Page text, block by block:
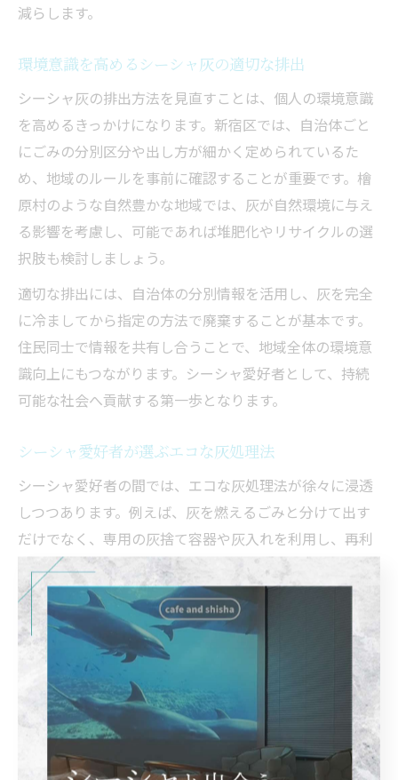
減らします。
環境意識を高めるシーシャ灰の適切な排出
シーシャ灰の排出方法を見直すことは、個人の環境意識
を高めるきっかけになります。新宿区では、自治体ごと
にごみの分別区分や出し方が細かく定められているた
め、地域のルールを事前に確認することが重要です。檜
原村のような自然豊かな地域では、灰が自然環境に与え
る影響を考慮し、可能であれば堆肥化やリサイクルの選
択肢も検討しましょう。
適切な排出には、自治体の分別情報を活用し、灰を完全
に冷ましてから指定の方法で廃棄することが基本です。
住民同士で情報を共有し合うことで、地域全体の環境意
識向上にもつながります。シーシャ愛好者として、持続
可能な社会へ貢献する第一歩となります。
シーシャ愛好者が選ぶエコな灰処理法
シーシャ愛好者の間では、エコな灰処理法が徐々に浸透
しつつあります。例えば、灰を燃えるごみと分けて出す
だけでなく、専用の灰捨て容器や灰入れを利用し、再利
用や資源循環に取り組む方も増えています。都市部で
は、マンションや店舗の共用スペースでの安全管理も重
視されています。
檜原村のような地域では、灰をコンポストに活用した
り、地域の堆肥施設と連携する方法も選択肢の一つで
す。実際に「灰を土壌改良材として活用している」とい
う利用者の声もあり、地域資源の循環やごみ減量に貢献
しています。初心者の方は、まずは自治体の指示に従